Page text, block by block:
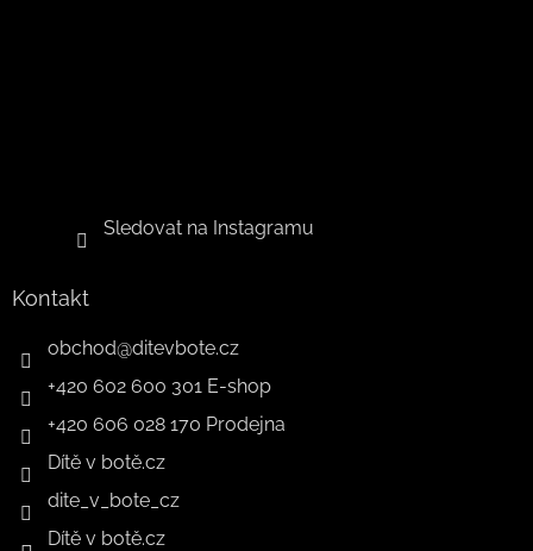
Sledovat na Instagramu
Kontakt
obchod@ditevbote.cz
+420 602 600 301 E-shop
+420 606 028 170 Prodejna
Dítě v botě.cz
dite_v_bote_cz
Dítě v botě.cz